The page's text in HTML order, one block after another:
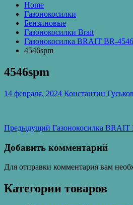
Home
Газонокосилки
Бензиновые
Газонокосилки Brait
Газонокосилка BRAIT BR-
4546spm
4546spm
14 февраля, 2024 Константин Гуськов
Навигация
по
записям
Предыдущий Предыдущая
Газонокосилка BRAIT
Добавить комментарий
Для отправки комментария вам
Категории товаров